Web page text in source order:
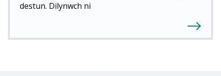
destun. Dilynwch ni